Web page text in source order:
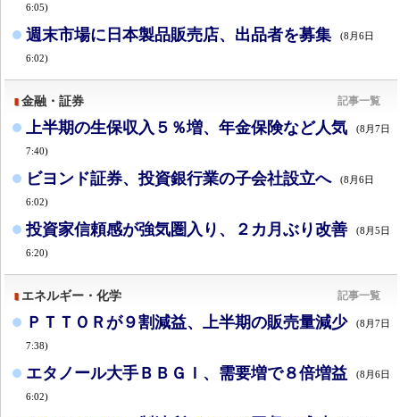
6:05)
週末市場に日本製品販売店、出品者を募集 (8月6日
6:02)
金融・証券 記事一覧
上半期の生保収入５％増、年金保険など人気 (8月7日
7:40)
ビヨンド証券、投資銀行業の子会社設立へ (8月6日
6:02)
投資家信頼感が強気圏入り、２カ月ぶり改善 (8月5日
6:20)
エネルギー・化学 記事一覧
ＰＴＴＯＲが９割減益、上半期の販売量減少 (8月7日
7:38)
エタノール大手ＢＢＧＩ、需要増で８倍増益 (8月6日
6:02)